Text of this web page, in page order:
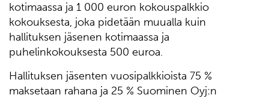
kotimaassa ja 1 000 euron kokouspalkkio
kokouksesta, joka pidetään muualla kuin
hallituksen jäsenen kotimaassa ja
puhelinkokouksesta 500 euroa.
Hallituksen jäsenten vuosipalkkioista 75 %
maksetaan rahana ja 25 % Suominen Oyj:n